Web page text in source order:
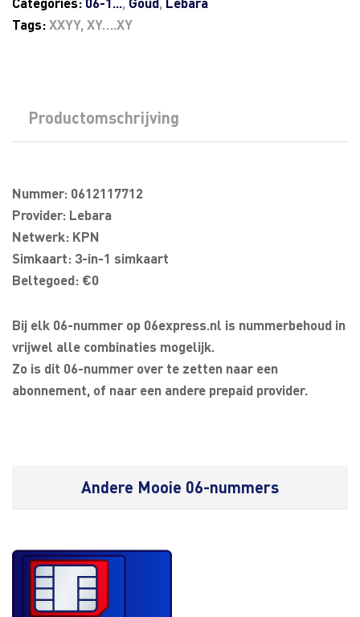
Tags:XXYY, XY….XY
Productomschrijving
Nummer: 0612117712
Provider: Lebara
Netwerk: KPN
Simkaart: 3-in-1 simkaart
Beltegoed: €0
Bij elk 06-nummer op 06express.nl is nummerbehoud in
vrijwel alle combinaties mogelijk.
Zo is dit 06-nummer over te zetten naar een
abonnement, of naar een andere prepaid provider.
Andere Mooie 06-nummers